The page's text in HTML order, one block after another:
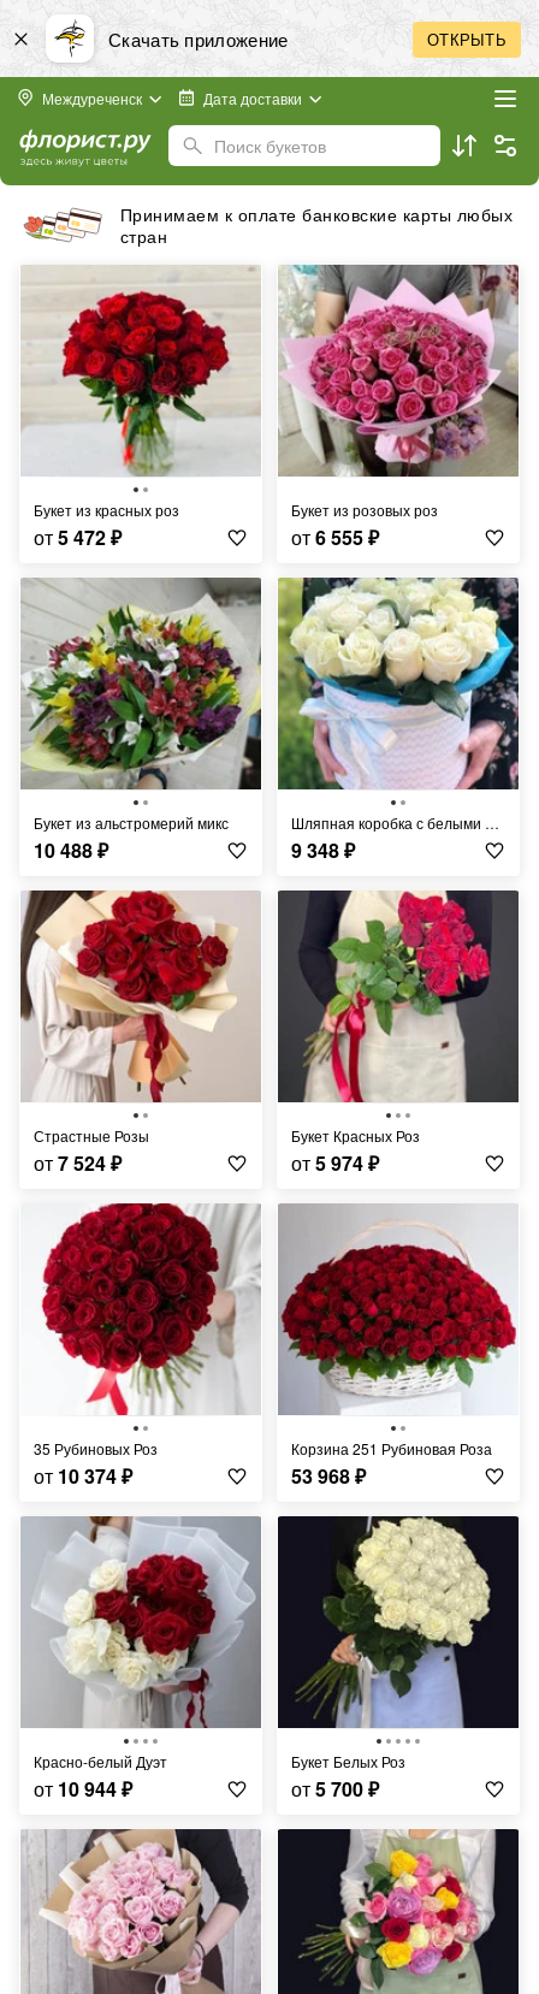
Скачать приложение ОТКРЫТЬ
Междуреченск Дата доставки
Поиск букетов
Принимаем к оплате банковские карты любых
стран
Букет из красных роз
от5 472₽
Букет из розовых роз
от6 555₽
Букет из альстромерий микс
10 488₽
Шляпная коробка с белыми розами
9 348₽
Страстные Розы
от7 524₽
Букет Красных Роз
от5 974₽
35 Рубиновых Роз
от 10 374₽
Корзина 251 Рубиновая Роза
53 968₽
Красно-белый Дуэт
от 10 944₽
Букет Белых Роз
от5 700₽